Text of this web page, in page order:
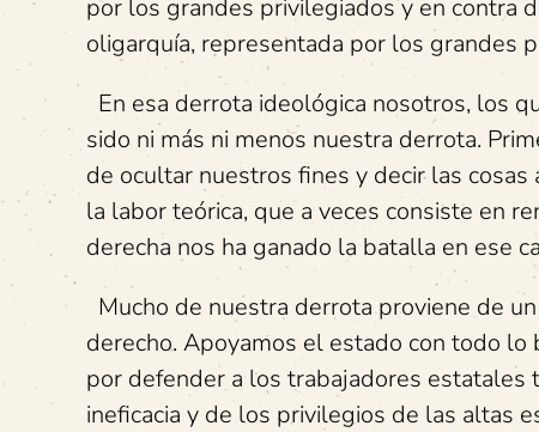
por los grandes privilegiados y en contra
oligarquía, representada por los grandes
En esa derrota ideológica nosotros, los
sido ni más ni menos nuestra derrota.
de ocultar nuestros fines y decir las
la labor teórica, que a veces consiste en
derecha nos ha ganado la batalla en ese
Mucho de nuestra derrota proviene de
derecho. Apoyamos el estado con todo
por defender a los trabajadores estatales
ineficacia y de los privilegios de las altas